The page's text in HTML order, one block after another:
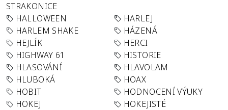
STRAKONICE
HALLOWEEN
HARLEJ
HARLEM SHAKE
HÁZENÁ
HEJLÍK
HERCI
HIGHWAY 61
HISTORIE
HLASOVÁNÍ
HLAVOLAM
HLUBOKÁ
HOAX
HOBIT
HODNOCENÍ VÝUKY
HOKEJ
HOKEJISTÉ